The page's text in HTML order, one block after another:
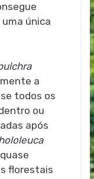
única
a
todos os
ou
após
florestais